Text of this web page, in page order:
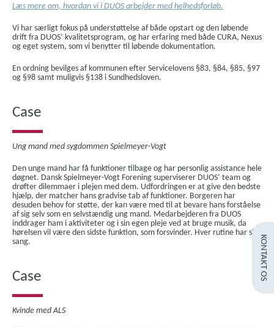
KONTAKT OS
Læs mere om, hvordan vi i DUOS arbejder med helhedsforløb.
Vi har særligt fokus på understøttelse af både opstart og den løbende
drift fra DUOS’ kvalitetsprogram, og har erfaring med både CURA, Nexus
og eget system, som vi benytter til løbende dokumentation.
En ordning bevilges af kommunen efter Servicelovens §83, §84, §85, §97
og §98 samt muligvis §138 i Sundhedsloven.
Case
Ung mand med sygdommen Spielmeyer-Vogt
Den unge mand har få funktioner tilbage og har personlig assistance hele
døgnet. Dansk Spielmeyer-Vogt Forening superviserer DUOS’ team og
drøfter dilemmaer i plejen med dem. Udfordringen er at give den bedste
hjælp, der matcher hans gradvise tab af funktioner. Borgeren har
desuden behov for støtte, der kan være med til at bevare hans forståelse
af sig selv som en selvstændig ung mand. Medarbejderen fra DUOS
inddrager ham i aktiviteter og i sin egen pleje ved at bruge musik, da
hørelsen vil være den sidste funktion, som forsvinder. Hver rutine har sin
sang.
Case
Kvinde med ALS